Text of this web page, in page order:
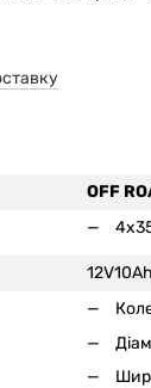
OFF
12V10Ah